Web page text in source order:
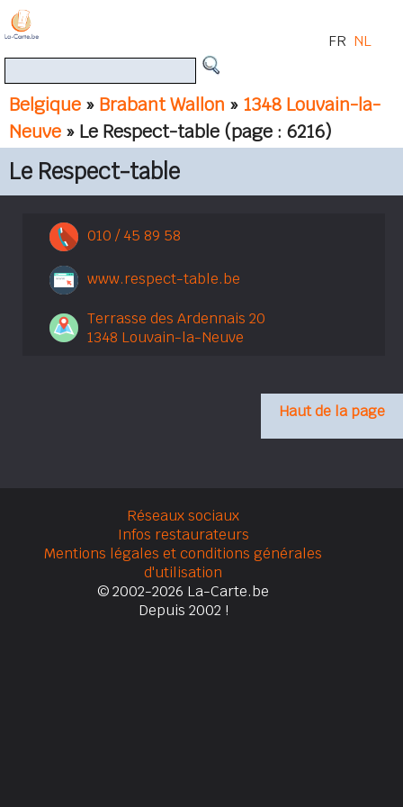
Belgique » Brabant Wallon » 1348 Louvain-la-
Neuve » Le Respect-table (page : 6216)
FR NL
Le Respect-table
010 / 45 89 58
www.respect-table.be
Terrasse des Ardennais 20
1348 Louvain-la-Neuve
Haut de la page
Réseaux sociaux
Infos restaurateurs
Mentions légales et conditions générales
d'utilisation
© 2002-2026 La-Carte.be
Depuis 2002 !